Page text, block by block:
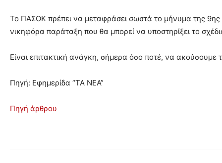
Το ΠΑΣΟΚ πρέπει να μεταφράσει σωστά το μήνυμα της 9ης
νικηφόρα παράταξη που θα μπορεί να υποστηρίξει το
Είναι επιτακτική ανάγκη, σήμερα όσο ποτέ, να ακούσουμε
Πηγή: Εφημερίδα “ΤΑ ΝΕΑ”
Πηγή άρθρου